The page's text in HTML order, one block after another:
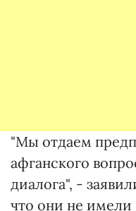
"Мы отдаем
афганского
диалога", -
что они не